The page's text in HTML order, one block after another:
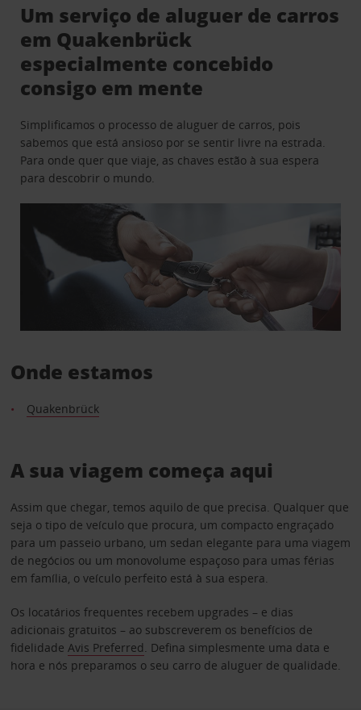
Um serviço de aluguer de carros
em Quakenbrück
especialmente concebido
consigo em mente
Simplificamos o processo de aluguer de carros, pois
sabemos que está ansioso por se sentir livre na estrada.
Para onde quer que viaje, as chaves estão à sua espera
para descobrir o mundo.
Onde estamos
Quakenbrück
A sua viagem começa aqui
Assim que chegar, temos aquilo de que precisa. Qualquer que
seja o tipo de veículo que procura, um compacto engraçado
para um passeio urbano, um sedan elegante para uma viagem
de negócios ou um monovolume espaçoso para umas férias
em família, o veículo perfeito está à sua espera.
Os locatários frequentes recebem upgrades – e dias
adicionais gratuitos – ao subscreverem os benefícios de
fidelidade Avis Preferred. Defina simplesmente uma data e
hora e nós preparamos o seu carro de aluguer de qualidade.